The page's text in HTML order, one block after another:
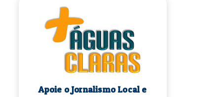
Apoie o Jornalismo Local e